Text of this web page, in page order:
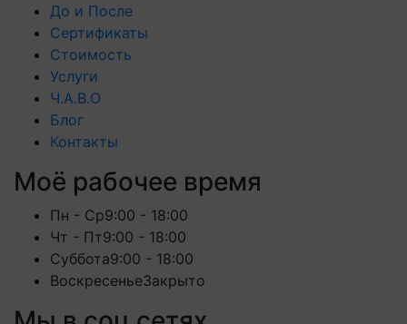
До и После
Сертификаты
Стоимость
Услуги
Ч.А.В.О
Блог
Контакты
Моё рабочее время
Пн - Ср9:00 - 18:00
Чт - Пт9:00 - 18:00
Суббота9:00 - 18:00
ВоскресеньеЗакрыто